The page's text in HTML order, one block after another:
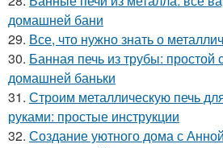
домашней бани
29. Все, что нужно знать о
30. Банная печь из трубы: простой
домашней баньки
31. Строим металлическую печь
руками: простые инструкции
32. Создание уютного дома с